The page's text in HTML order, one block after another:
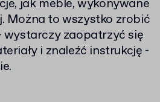
jak meble, wykonywane
Można to wszystko zrobić
wystarczy zaopatrzyć się
i znaleźć instrukcję -